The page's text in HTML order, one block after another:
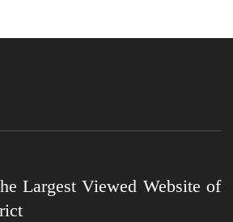
Largest Viewed Website of